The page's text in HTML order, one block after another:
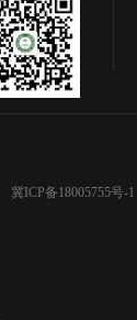
冀ICP备18005755号-1